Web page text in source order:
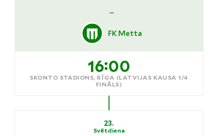
-
FK Metta
16:00
SKONTO STADIONS, RĪGA (LATVIJAS KAUSA 1/4
FINĀLS)
23.
Svētdiena